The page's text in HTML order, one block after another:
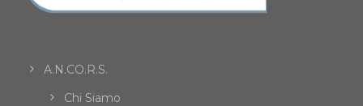
A.N.CO.R.S.
Chi Siamo